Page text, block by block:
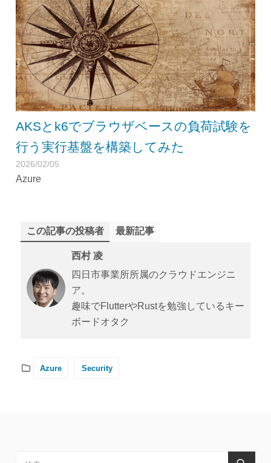
AKSとk6でブラウザベースの負荷試験を
行う実行基盤を構築してみた
2026/02/05
Azure
この記事の投稿者 最新記事
西村 凌
四日市事業所所属のクラウドエンジニ
ア。
趣味でFlutterやRustを勉強しているキー
ボードオタク
Azure Security